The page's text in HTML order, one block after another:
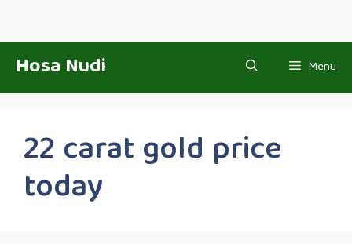
content
Hosa Nudi Menu
22 carat gold price
today